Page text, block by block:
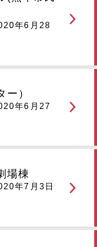
年6月28
）
年6月27
場棟
年7月3日